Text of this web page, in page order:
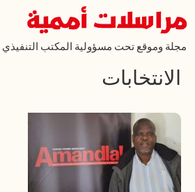
تجاوز إلى المحتوى الرئيسي
مجلة وموقع تحت مسؤولية المكتب التنفيذي
الانتخابات